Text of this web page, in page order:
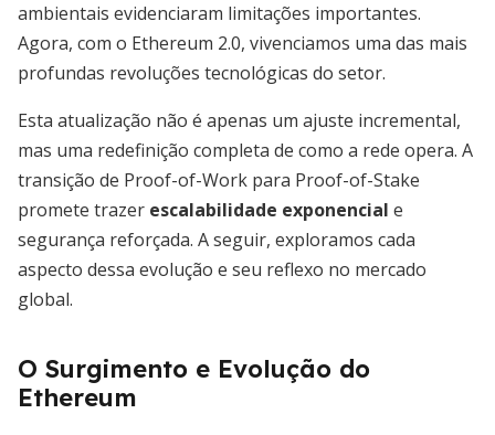
ambientais evidenciaram limitações importantes.
Agora, com o Ethereum 2.0, vivenciamos uma das mais
profundas revoluções tecnológicas do setor.
Esta atualização não é apenas um ajuste incremental,
mas uma redefinição completa de como a rede opera. A
transição de Proof-of-Work para Proof-of-Stake
promete trazer escalabilidade exponencial e
segurança reforçada. A seguir, exploramos cada
aspecto dessa evolução e seu reflexo no mercado
global.
O Surgimento e Evolução do
Ethereum